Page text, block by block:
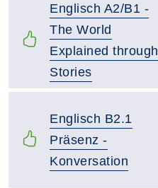
Englisch A2/B1 -
The World
Explained through
Stories
Englisch B2.1
Präsenz -
Konversation